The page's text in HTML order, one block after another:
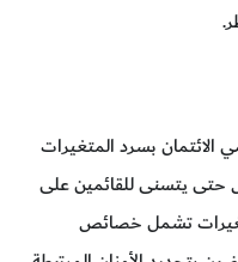
الائتمان بسرد المتغيرات
حتى يتسنى للقائمين على
تشمل خصائص